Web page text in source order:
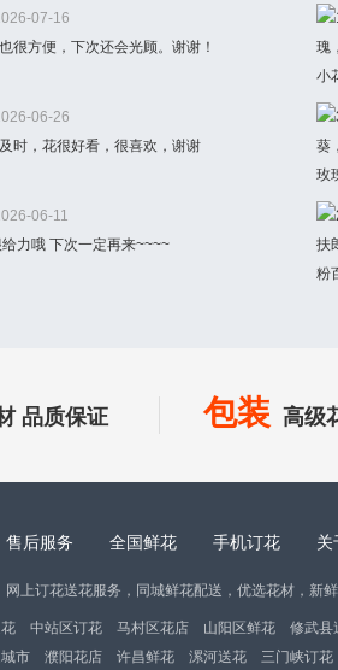
07-16
很方便，下次还会光顾。谢谢！
06-26
时，花很好看，很喜欢，谢谢
06-11
力哦 下次一定再来~~~~
品质保证 包装 高级
售后服务 全国鲜花 手机订花 关
上订花送花服务，同城鲜花配送，优选花材，新
中站区订花 马村区花店 山阳区鲜花
修武县
市 濮阳花店 许昌鲜花 漯河送花
三门峡订花